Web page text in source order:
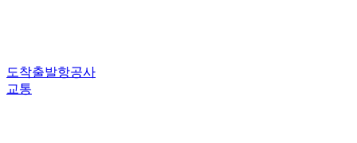
도착출발항공사
교통